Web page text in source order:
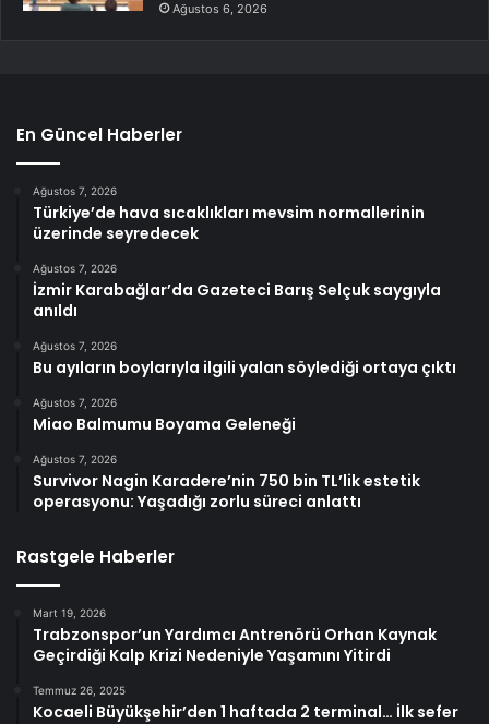
Ağustos 6, 2026
En Güncel Haberler
Ağustos 7, 2026
Türkiye’de hava sıcaklıkları mevsim normallerinin
üzerinde seyredecek
Ağustos 7, 2026
İzmir Karabağlar’da Gazeteci Barış Selçuk saygıyla
anıldı
Ağustos 7, 2026
Bu ayıların boylarıyla ilgili yalan söylediği ortaya çıktı
Ağustos 7, 2026
Miao Balmumu Boyama Geleneği
Ağustos 7, 2026
Survivor Nagin Karadere’nin 750 bin TL’lik estetik
operasyonu: Yaşadığı zorlu süreci anlattı
Rastgele Haberler
Mart 19, 2026
Trabzonspor’un Yardımcı Antrenörü Orhan Kaynak
Geçirdiği Kalp Krizi Nedeniyle Yaşamını Yitirdi
Temmuz 26, 2025
Kocaeli Büyükşehir’den 1 haftada 2 terminal… İlk sefer